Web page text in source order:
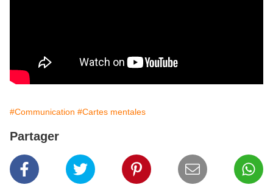
#Communication #Cartes mentales
Partager